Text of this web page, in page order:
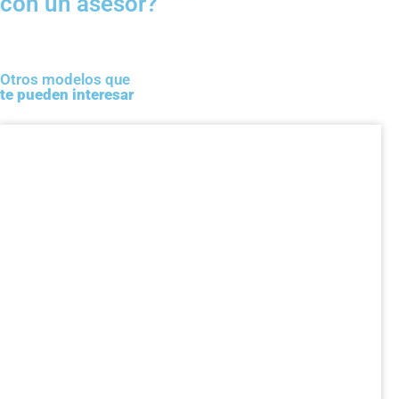
Otros modelos que
te pueden interesar